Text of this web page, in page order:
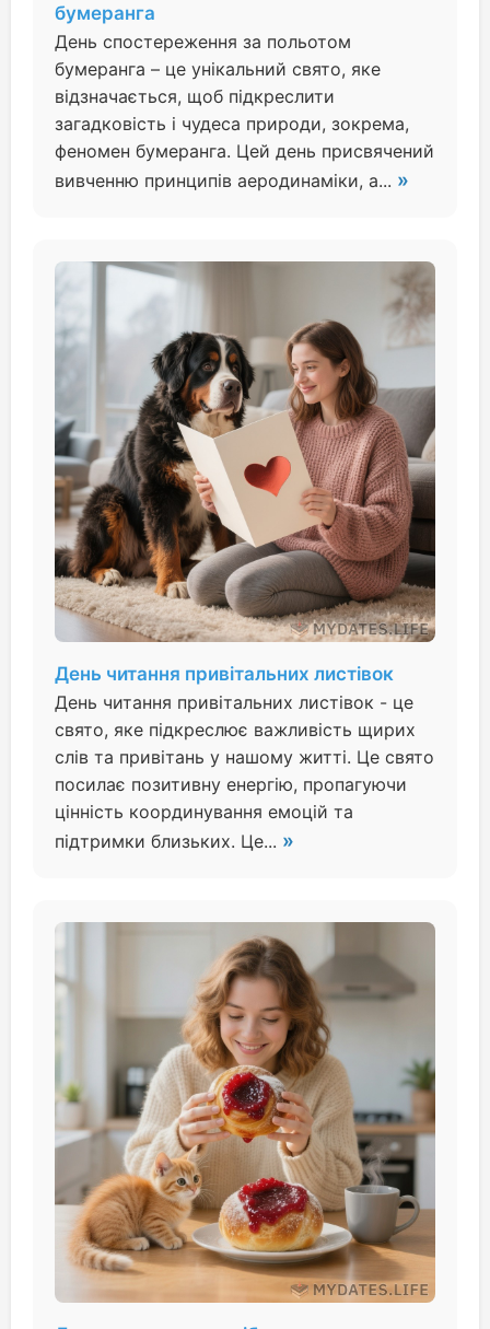
бумеранга
День спостереження за польотом
бумеранга – це унікальний свято, яке
відзначається, щоб підкреслити
загадковість і чудеса природи, зокрема,
феномен бумеранга. Цей день присвячений
вивченню принципів аеродинаміки, а... »
День читання привітальних листівок
День читання привітальних листівок - це
свято, яке підкреслює важливість щирих
слів та привітань у нашому житті. Це свято
посилає позитивну енергію, пропагуючи
цінність координування емоцій та
підтримки близьких. Це... »